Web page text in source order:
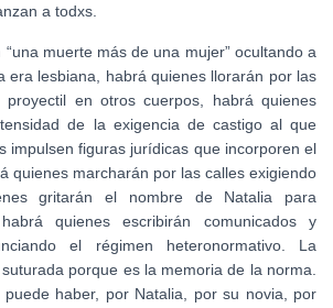
a todxs.
muerte más de una mujer” ocultando a
era lesbiana, habrá quienes llorarán por las
proyectil en otros cuerpos, habrá quienes
de la exigencia de castigo al que
impulsen figuras jurídicas que incorporen el
quienes marcharán por las calles exigiendo
gritarán el nombre de Natalia para
quienes escribirán comunicados y
el régimen heteronormativo. La
porque es la memoria de la norma.
haber, por Natalia, por su novia, por